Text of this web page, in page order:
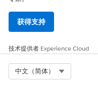
请与我们共享您
获得支持
技术提供者 Experience Cloud
中文（简体）